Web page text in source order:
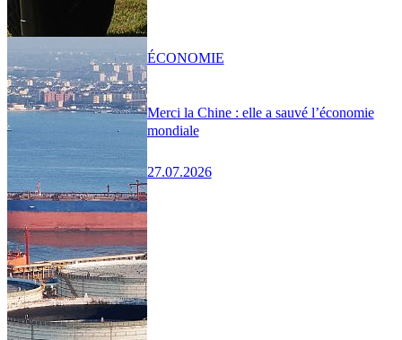
Merci la Chine : elle a sauvé l’économie
mondiale
27.07.2026
ÉCONOMIE